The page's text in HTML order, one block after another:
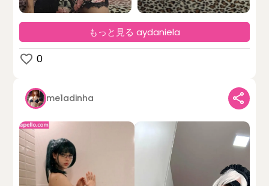
もっと見る aydaniela
0
me1adinha